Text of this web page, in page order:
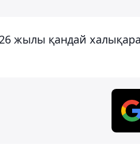
жылы қандай